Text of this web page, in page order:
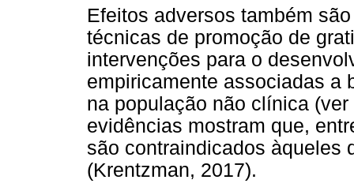
Efeitos adversos também
técnicas de promoção de
intervenções para o
empiricamente associadas a
na população não clínica
evidências mostram que,
são contraindicados àqueles
(Krentzman, 2017).